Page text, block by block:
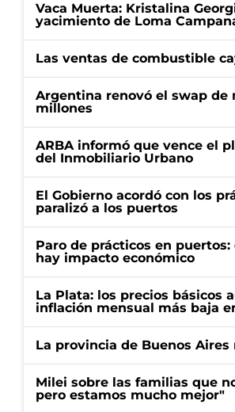
Vaca Muerta: Kristalina
yacimiento de Loma
Las ventas de combustible
Argentina renovó el swap de
millones
ARBA informó que vence el
del Inmobiliario Urbano
El Gobierno acordó con los
paralizó a los puertos
Paro de prácticos en
hay impacto económico
La Plata: los precios básicos
inflación mensual más baja
La provincia de Buenos
Milei sobre las familias que
pero estamos mucho mejor"